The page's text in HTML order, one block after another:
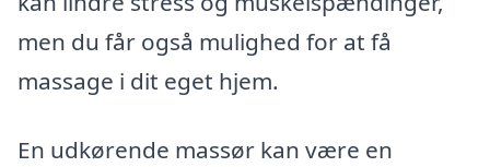
men du får også mulighed for at få
massage i dit eget hjem.
En udkørende massør kan være en